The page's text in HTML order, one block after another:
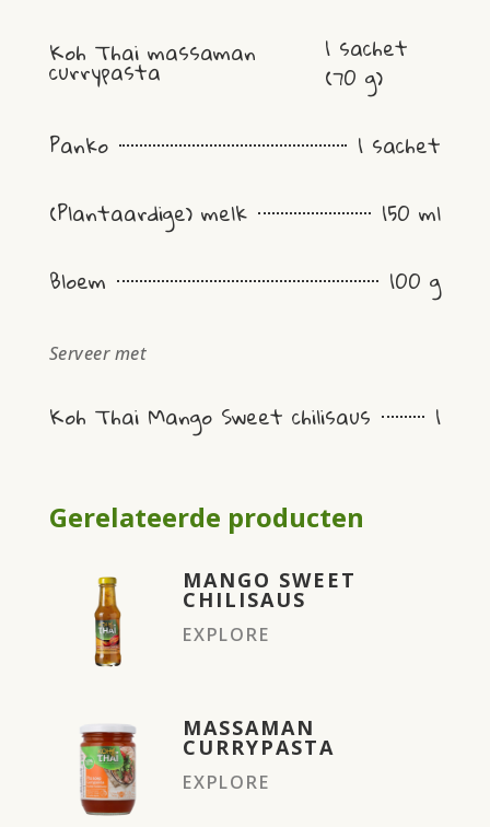
Koh Thai massaman
currypasta
1 sachet
(70 g)
Panko
1 sachet
(Plantaardige) melk
150 ml
Bloem
100 g
Serveer met
Koh Thai Mango Sweet chilisaus 1
Gerelateerde producten
MANGO SWEET
CHILISAUS
EXPLORE
MASSAMAN
CURRYPASTA
EXPLORE